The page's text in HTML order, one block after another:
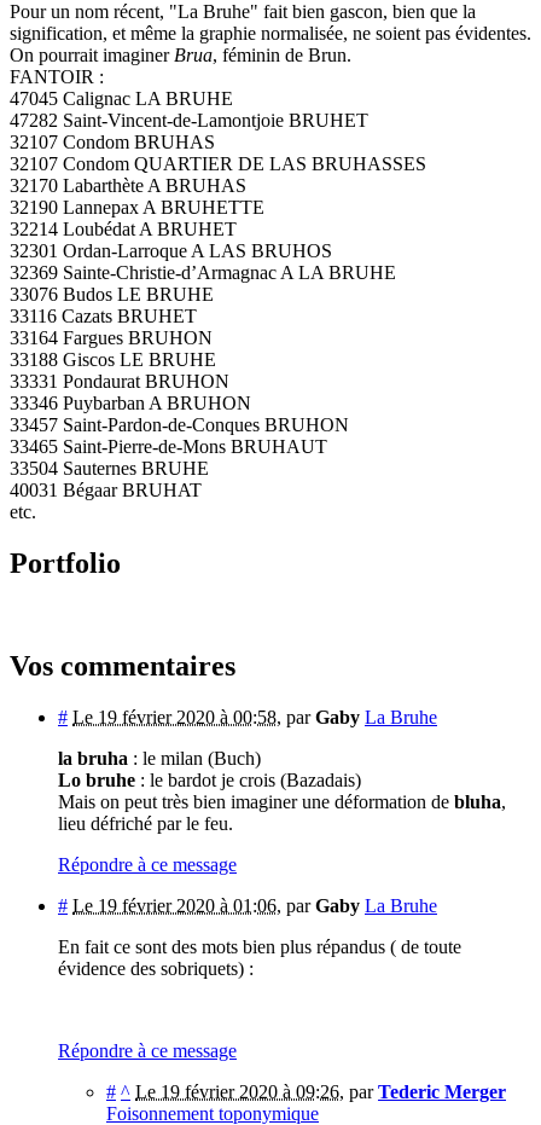
Pour un nom récent, "La Bruhe" fait bien gascon, bien que la
signification, et même la graphie normalisée, ne soient pas évidentes.
On pourrait imaginer Brua, féminin de Brun.
FANTOIR :
47045 Calignac LA BRUHE
47282 Saint-Vincent-de-Lamontjoie BRUHET
32107 Condom BRUHAS
32107 Condom QUARTIER DE LAS BRUHASSES
32170 Labarthète A BRUHAS
32190 Lannepax A BRUHETTE
32214 Loubédat A BRUHET
32301 Ordan-Larroque A LAS BRUHOS
32369 Sainte-Christie-d’Armagnac A LA BRUHE
33076 Budos LE BRUHE
33116 Cazats BRUHET
33164 Fargues BRUHON
33188 Giscos LE BRUHE
33331 Pondaurat BRUHON
33346 Puybarban A BRUHON
33457 Saint-Pardon-de-Conques BRUHON
33465 Saint-Pierre-de-Mons BRUHAUT
33504 Sauternes BRUHE
40031 Bégaar BRUHAT
etc.
Portfolio
Vos commentaires
# Le 19 février 2020 à 00:58, parGaby La Bruhe
la bruha : le milan (Buch)
Lo bruhe : le bardot je crois (Bazadais)
Mais on peut très bien imaginer une déformation de bluha,
lieu défriché par le feu.
Répondre à ce message
# Le 19 février 2020 à 01:06, parGaby La Bruhe
En fait ce sont des mots bien plus répandus ( de toute
évidence des sobriquets) :
Répondre à ce message
# ^ Le 19 février 2020 à 09:26, parTederic Merger
Foisonnement toponymique